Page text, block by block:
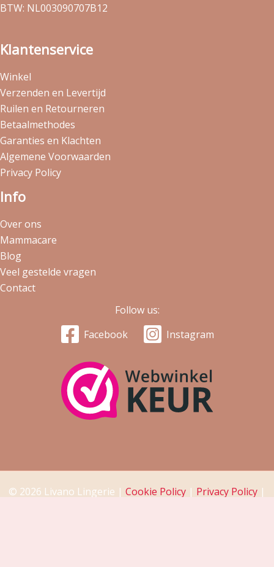
BTW: NL003090707B12
Klantenservice
Winkel
Verzenden en Levertijd
Ruilen en Retourneren
Betaalmethodes
Garanties en Klachten
Algemene Voorwaarden
Privacy Policy
Info
Over ons
Mammacare
Blog
Veel gestelde vragen
Contact
Follow us:
Facebook
Instagram
© 2026 Livano Lingerie | Cookie Policy | Privacy Policy |